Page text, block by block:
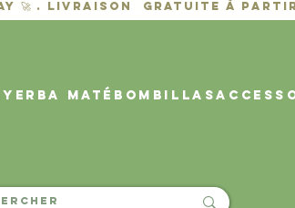
YERBA MATÉ BOMBILLAS